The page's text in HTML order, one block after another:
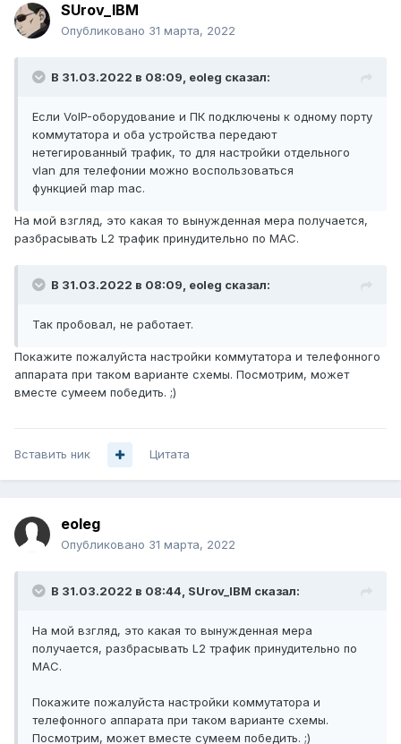
SUrov_IBM
Опубликовано 31 марта, 2022
В 31.03.2022 в 08:09, eoleg сказал:
Если VoIP-оборудование и ПК подключены к одному порту
коммутатора и оба устройства передают
нетегированный трафик, то для настройки отдельного
vlan для телефонии можно воспользоваться
функцией map mac.
На мой взгляд, это какая то вынужденная мера получается,
разбрасывать L2 трафик принудительно по MAC.
В 31.03.2022 в 08:09, eoleg сказал:
Так пробовал, не работает.
Покажите пожалуйста настройки коммутатора и телефонного
аппарата при таком варианте схемы. Посмотрим, может
вместе сумеем победить. ;)
Вставить ник Цитата
eoleg
Опубликовано 31 марта, 2022
В 31.03.2022 в 08:44, SUrov_IBM сказал:
На мой взгляд, это какая то вынужденная мера
получается, разбрасывать L2 трафик принудительно по
MAC.
Покажите пожалуйста настройки коммутатора и
телефонного аппарата при таком варианте схемы.
Посмотрим, может вместе сумеем победить. ;)